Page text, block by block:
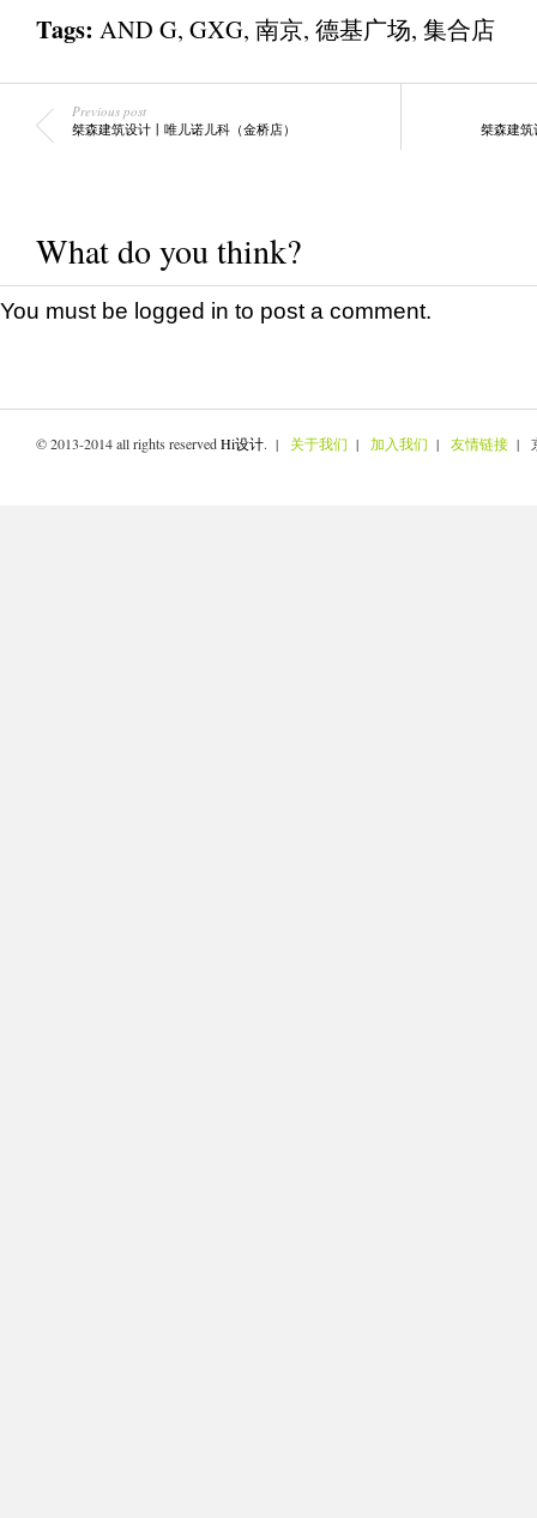
Tags: AND G, GXG, 南京, 德基广场, 集合店
Previous post
桀森建筑设计丨唯儿诺儿科（金桥店） 桀森建筑
What do you think?
You must be logged in to post a comment.
© 2013-2014 all rights reservedHi设计. | 关于我们 | 加入我们 | 友情链接 |